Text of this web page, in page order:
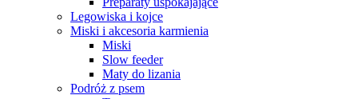
Legowiska i kojce
Miski i akcesoria karmienia
Miski
Slow feeder
Maty do lizania
Podróż z psem